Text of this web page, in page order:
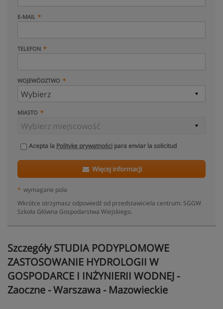
E-MAIL
TELEFON
WOJEWÓDZTWO
MIASTO
Acepta la Politykę prywatności para enviar la solicitud
Więcej informacji
* wymagane pola
Wkrótce otrzymasz odpowiedź od przedstawiciela centrum: SGGW
Szkoła Główna Gospodarstwa Wiejskiego.
Szczegóły STUDIA PODYPLOMOWE
ZASTOSOWANIE HYDROLOGII W
GOSPODARCE I INŻYNIERII WODNEJ -
Zaoczne - Warszawa - Mazowieckie